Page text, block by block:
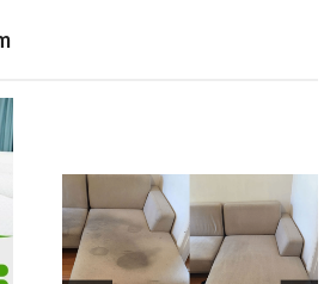
bụi bẩn, khử mùi
tích – GIẢM 10%
đầu tiên